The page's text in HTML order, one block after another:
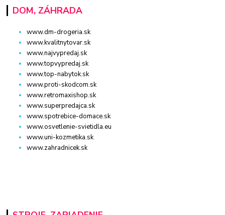
DOM, ZÁHRADA
www.dm-drogeria.sk
www.kvalitnytovar.sk
www.najvypredaj.sk
www.topvypredaj.sk
www.top-nabytok.sk
www.proti-skodcom.sk
www.retromaxishop.sk
www.superpredajca.sk
www.spotrebice-domace.sk
www.osvetlenie-svietidla.eu
www.uni-kozmetika.sk
www.zahradnicek.sk